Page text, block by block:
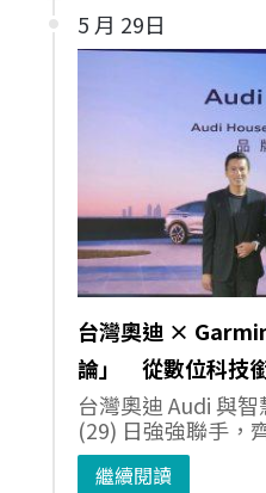
5 月 29日
台灣奧迪 ×
論」 從數位科技
台灣奧迪 Audi 與
(29) 日強強聯手，
繼續閱讀